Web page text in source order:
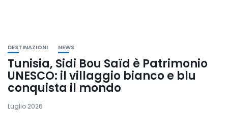
DESTINAZIONI NEWS
Tunisia, Sidi Bou Saïd è Patrimonio
UNESCO: il villaggio bianco e blu
conquista il mondo
Luglio 2026